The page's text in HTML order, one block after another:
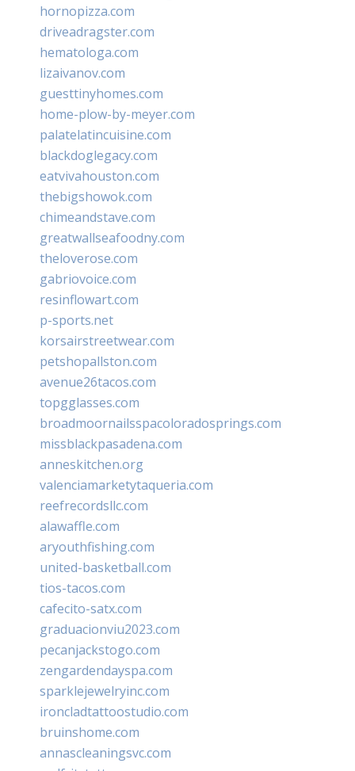
hornopizza.com
driveadragster.com
hematologa.com
lizaivanov.com
guesttinyhomes.com
home-plow-by-meyer.com
palatelatincuisine.com
blackdoglegacy.com
eatvivahouston.com
thebigshowok.com
chimeandstave.com
greatwallseafoodny.com
theloverose.com
gabriovoice.com
resinflowart.com
p-sports.net
korsairstreetwear.com
petshopallston.com
avenue26tacos.com
topgglasses.com
broadmoornailsspacoloradosprings.com
missblackpasadena.com
anneskitchen.org
valenciamarketytaqueria.com
reefrecordsllc.com
alawaffle.com
aryouthfishing.com
united-basketball.com
tios-tacos.com
cafecito-satx.com
graduacionviu2023.com
pecanjackstogo.com
zengardendayspa.com
sparklejewelryinc.com
ironcladtattoostudio.com
bruinshome.com
annascleaningsvc.com